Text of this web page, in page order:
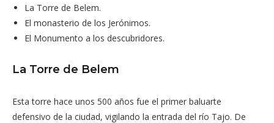
La Torre de Belem.
El monasterio de los Jerónimos.
El Monumento a los descubridores.
La Torre de Belem
Esta torre hace unos 500 años fue el primer baluarte
defensivo de la ciudad, vigilando la entrada del río Tajo. De